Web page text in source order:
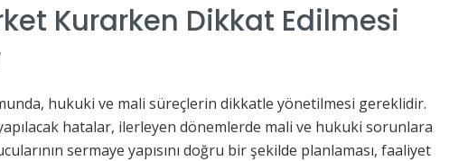
Kurarken Dikkat Edilmesi
hukuki ve mali süreçlerin dikkatle yönetilmesi gereklidir.
hatalar, ilerleyen dönemlerde mali ve hukuki sorunlara
sermaye yapısını doğru bir şekilde planlaması, faaliyet